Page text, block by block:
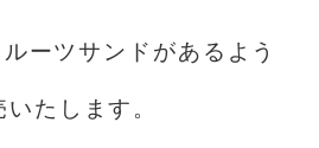
ーツサンドがあるよう
たします。